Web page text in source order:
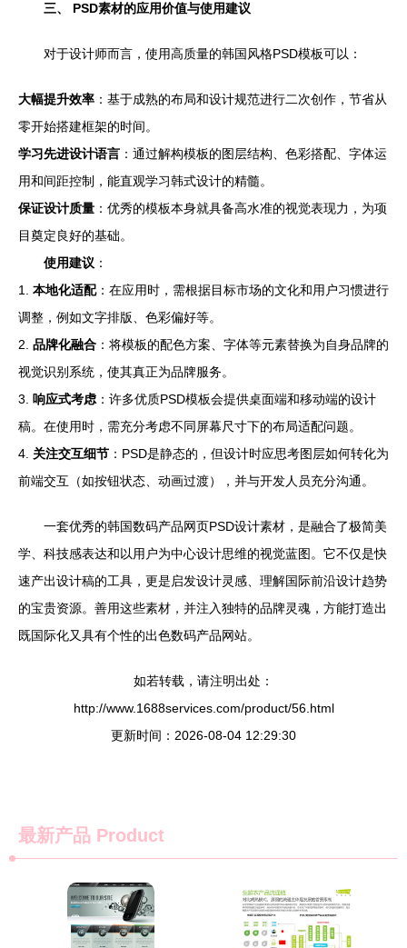
三、 PSD素材的应用价值与使用建议
对于设计师而言，使用高质量的韩国风格PSD模板可以：
大幅提升效率 ：基于成熟的布局和设计规范进行二次创作，节省从
零开始搭建框架的时间。
学习先进设计语言 ：通过解构模板的图层结构、色彩搭配、字体运
用和间距控制，能直观学习韩式设计的精髓。
保证设计质量 ：优秀的模板本身就具备高水准的视觉表现力，为项
目奠定良好的基础。
使用建议 ：
1. 本地化适配：在应用时，需根据目标市场的文化和用户习惯进行
调整，例如文字排版、色彩偏好等。
2. 品牌化融合 ：将模板的配色方案、字体等元素替换为自身品牌的
视觉识别系统，使其真正为品牌服务。
3.
响应式考虑 ：许多优质PSD模板会提供桌面端和移动端的设计
稿。在使用时，需充分考虑不同屏幕尺寸下的布局适配问题。
4. 关注交互细节 ：PSD是静态的，但设计时应思考图层如何转化为
前端交互（如按钮状态、动画过渡），并与开发人员充分沟通。
一套优秀的韩国数码产品网页PSD设计素材，是融合了极简美
学、科技感表达和以用户为中心设计思维的视觉蓝图。它不仅是快
速产出设计稿的工具，更是启发设计灵感、理解国际前沿设计趋势
的宝贵资源。善用这些素材，并注入独特的品牌灵魂，方能打造出
既国际化又具有个性的出色数码产品网站。
如若转载，请注明出处：
http://www.1688services.com/product/56.html
更新时间：2026-08-04 12:29:30
最新产品 Product